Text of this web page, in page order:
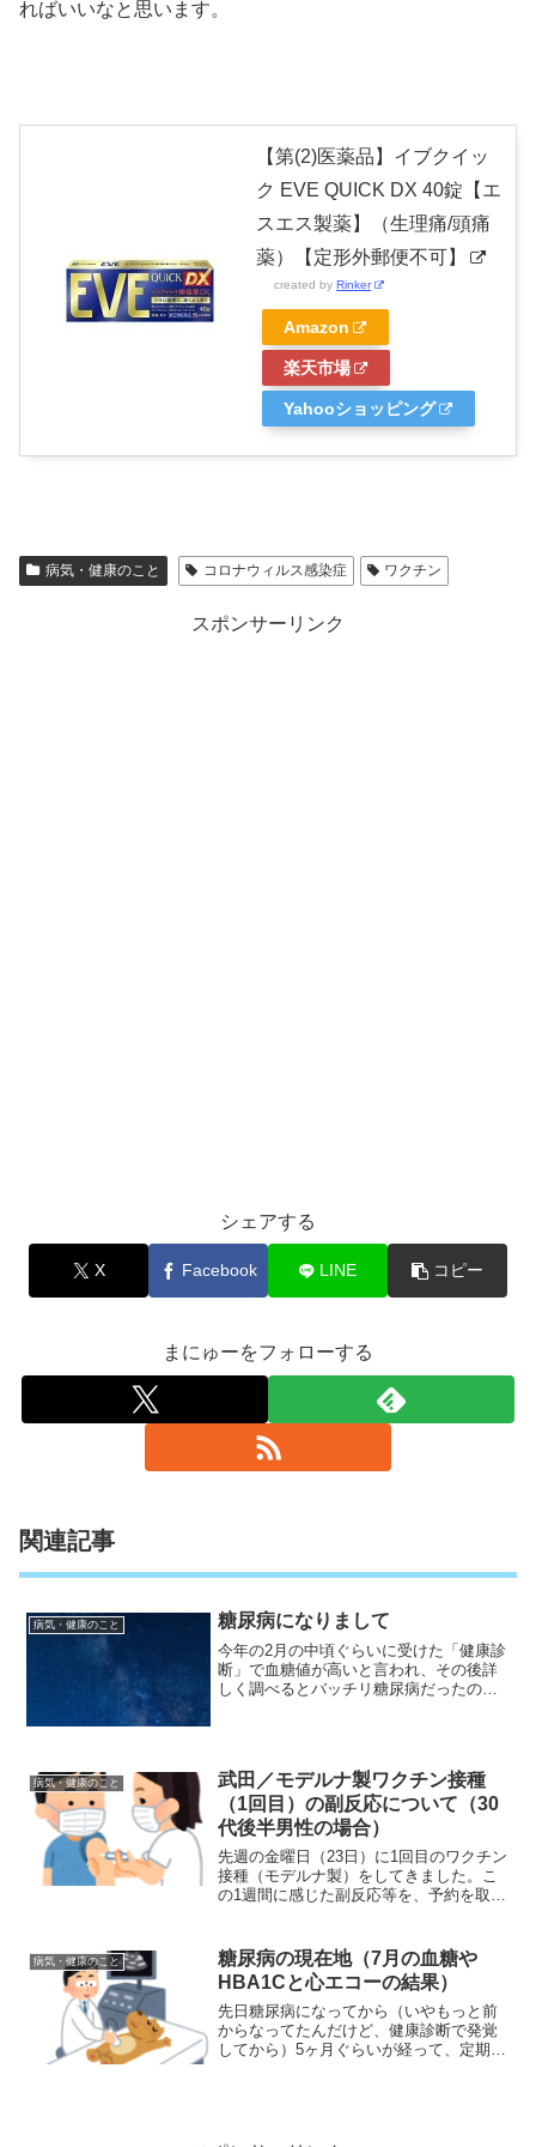
ればいいなと思います。
【第(2)医薬品】イブクイッ
ク EVE QUICK DX 40錠【エ
スエス製薬】（生理痛/頭痛
薬）【定形外郵便不可】
created by Rinker
Amazon
楽天市場
Yahooショッピング
病気・健康のこと コロナウィルス感染症 ワクチン
スポンサーリンク
シェアする
X Facebook LINE コピー
まにゅーをフォローする
関連記事
病気・健康のこと 糖尿病になりまして
今年の2月の中頃ぐらいに受けた「健康診
断」で血糖値が高いと言われ、その後詳
しく調べるとバッチリ糖尿病だったので
病気・健康のこと
武田／モデルナ製ワクチン接種
（1回目）の副反応について（30
代後半男性の場合）
先週の金曜日（23日）に1回目のワクチン
接種（モデルナ製）をしてきました。こ
の1週間に感じた副反応等を、予約を取る
ところ（特に7月に入ってから）ワクチン
の不足等の情報に...
病気・健康のこと
糖尿病の現在地（7月の血糖や
HBA1Cと心エコーの結果）
先日糖尿病になってから（いやもっと前
からなってたんだけど、健康診断で発覚
してから）5ヶ月ぐらいが経って、定期的